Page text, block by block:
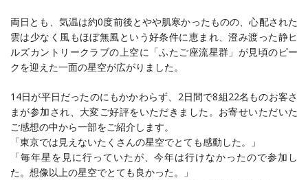
両日とも、気温は約0度前後とやや肌寒かったものの、心配された
雲は少なく風もほぼ無風という好条件に恵まれ、澄み渡った静ヒ
ルズカントリークラブの上空に「ふたご座流星群」が見頃のピー
クを迎えた一面の星空が広がりました。
14日が平日だったのにもかかわらず、2日間で8組22名ものお客さ
まが参加され、大変ご好評をいただきました。お寄せいただいた
ご感想の中から一部をご紹介します。
「東京では見えないたくさんの星空でとても感動した。」
「毎年星を見に行っていたが、今年は行けなかったので参加し
た。想像以上の星空でとても良かった。」